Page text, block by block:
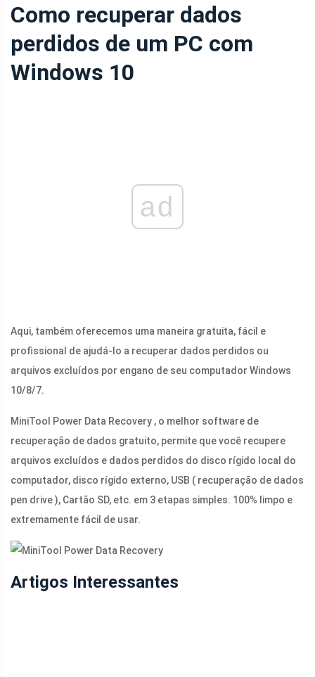
Como recuperar dados
perdidos de um PC com
Windows 10
ad
Aqui, também oferecemos uma maneira gratuita, fácil e
profissional de ajudá-lo a recuperar dados perdidos ou
arquivos excluídos por engano de seu computador Windows
10/8/7.
MiniTool Power Data Recovery , o melhor software de
recuperação de dados gratuito, permite que você recupere
arquivos excluídos e dados perdidos do disco rígido local do
computador, disco rígido externo, USB ( recuperação de dados
pen drive ), Cartão SD, etc. em 3 etapas simples. 100% limpo e
extremamente fácil de usar.
Artigos Interessantes